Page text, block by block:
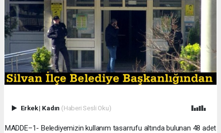
Erkek| Kadın (Haberi Sesli Oku)
MADDE–1- Belediyemizin kullanım tasarrufu altında bulunan 48 adet